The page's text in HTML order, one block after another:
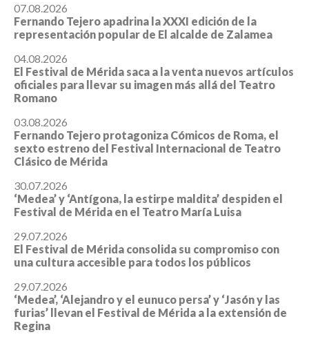
07.08.2026
Fernando Tejero apadrina la XXXI edición de la
representación popular de El alcalde de Zalamea
04.08.2026
El Festival de Mérida saca a la venta nuevos artículos
oficiales para llevar su imagen más allá del Teatro
Romano
03.08.2026
Fernando Tejero protagoniza Cómicos de Roma, el
sexto estreno del Festival Internacional de Teatro
Clásico de Mérida
30.07.2026
‘Medea’ y ‘Antígona, la estirpe maldita’ despiden el
Festival de Mérida en el Teatro María Luisa
29.07.2026
El Festival de Mérida consolida su compromiso con
una cultura accesible para todos los públicos
29.07.2026
‘Medea’, ‘Alejandro y el eunuco persa’ y ‘Jasón y las
furias’ llevan el Festival de Mérida a la extensión de
Regina